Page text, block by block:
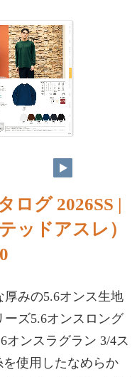
100
ログ 2026SS |
ッドアスレ）
みの5.6オンス生地
ズ5.6オンスロング
オンスラグラン 3/4ス
使用したなめらか